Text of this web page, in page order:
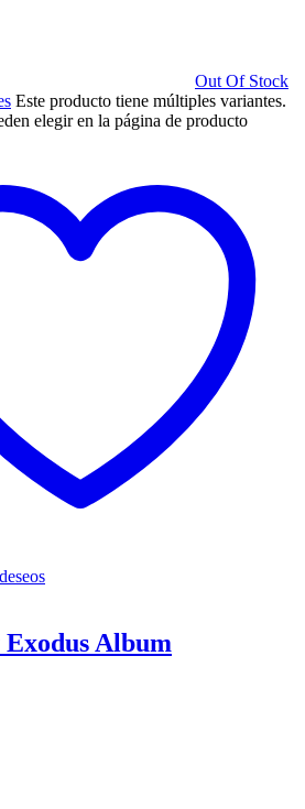
Out Of Stock
Este producto tiene múltiples variantes.
elegir en la página de producto
Album